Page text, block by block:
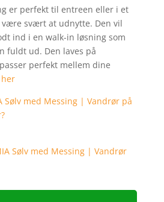
er perfekt til entreen eller i et
svært at udnytte. Den vil
ind i en walk-in løsning som
fuldt ud. Den laves på
perfekt mellem dine